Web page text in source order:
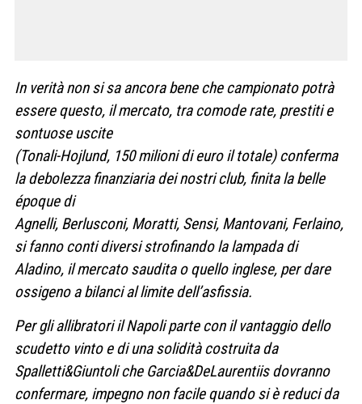
In verità non si sa ancora bene che campionato potrà
essere questo, il mercato, tra comode rate, prestiti e
sontuose uscite
(Tonali-Hojlund, 150 milioni di euro il totale) conferma
la debolezza finanziaria dei nostri club, finita la belle
époque di
Agnelli, Berlusconi, Moratti, Sensi, Mantovani, Ferlaino,
si fanno conti diversi strofinando la lampada di
Aladino, il mercato saudita o quello inglese, per dare
ossigeno a bilanci al limite dell’asfissia.
Per gli allibratori il Napoli parte con il vantaggio dello
scudetto vinto e di una solidità costruita da
Spalletti&Giuntoli che Garcia&DeLaurentiis dovranno
confermare, impegno non facile quando si è reduci da